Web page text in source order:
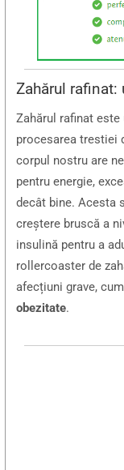
Zahărul
Zahărul rafinat
procesarea trestiei
corpul nostru are
pentru energie,
decât bine. Acesta
creștere bruscă a
insulină pentru a
rollercoaster de
afecțiuni grave,
obezitate.